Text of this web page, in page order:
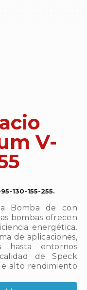
V-
130-155-255.
Bomba de con
bombas ofrecen
energética.
de aplicaciones,
hasta entornos
de Speck
alto rendimiento